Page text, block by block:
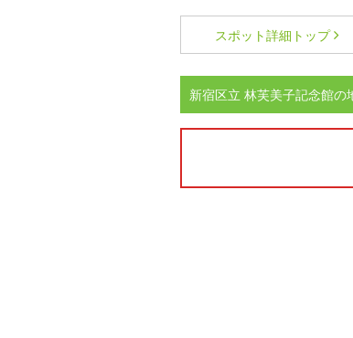
スポット詳細 トップ
新宿区立 林芙美子記念館の